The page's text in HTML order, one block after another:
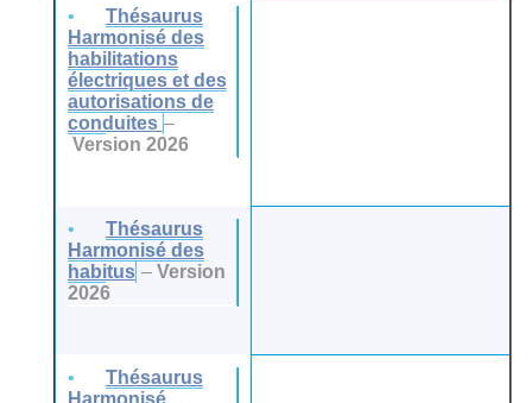
Thésaurus
Harmonisé des
habilitations
électriques et des
autorisations de
conduites –
Version 2026
Thésaurus
Harmonisé des
habitus – Version
2026
Thésaurus
Harmonisé